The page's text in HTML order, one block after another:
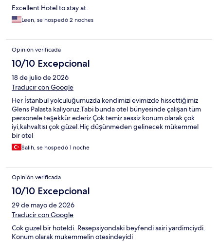
Excellent Hotel to stay at.
Leen, se hospedó 2 noches
Opinión verificada
10/10 Excepcional
18 de julio de 2026
Traducir con Google
Her İstanbul yolculuğumuzda kendimizi evimizde hissettiğimiz
Glens Palasta kalıyoruz.Tabi bunda otel bünyesinde çalışan tüm
personele teşekkür ederiz.Çok temiz sessiz konum olarak çok
iyi,kahvaltısı çok güzel.Hiç düşünmeden gelinecek mükemmel
bir otel
Salih, se hospedó 1 noche
Opinión verificada
10/10 Excepcional
29 de mayo de 2026
Traducir con Google
Cok guzel bir hoteldi. Resepsiyondaki beyfendi asiri yardimciydi.
Konum olarak mukemmelin otesindeyidi